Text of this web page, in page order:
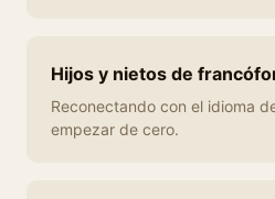
Hijos y nietos de
Reconectando con el idioma
empezar de cero.